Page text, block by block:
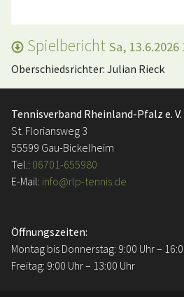
Spielbericht Sa, 13.6.2026
Oberschiedsrichter: Julian Rieck
Tennisverband Rheinland-Pfalz e. V.
St. Floriansweg 3
55599 Gau-Bickelheim
Tel.: 06701-655980
E-Mail: info@rlp-tennis.de
Öffnungszeiten:
Montag bis Donnerstag: 9:00 Uhr –
Freitag: 9:00 Uhr – 13:00 Uhr